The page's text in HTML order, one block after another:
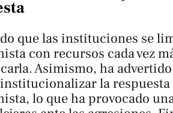
que las instituciones se
con recursos cada vez
Asimismo, ha
la
lo que ha provocado